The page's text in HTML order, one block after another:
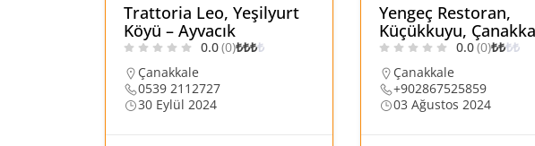
Trattoria Leo, Yeşilyurt
Köyü – Ayvacık
0.0(0)₺₺₺₺
Çanakkale
0539 2112727
30 Eylül 2024
Yengeç Restoran,
Küçükkuyu,
0.0(0)₺₺₺₺
Çanakkale
+902867525859
03 Ağustos 2024